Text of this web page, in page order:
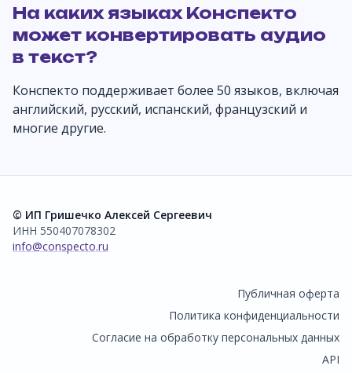
На каких языках Конспекто
может конвертировать аудио
в текст?
Конспекто поддерживает более 50 языков, включая
английский, русский, испанский, французский и
многие другие.
© ИП Гришечко Алексей Сергеевич
ИНН 550407078302
info@conspecto.ru
Публичная оферта
Политика конфиденциальности
Согласие на обработку персональных данных
API